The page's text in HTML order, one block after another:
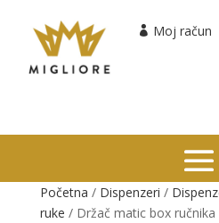
Moj račun
Početna / Dispenzeri /
ruke / Držač matic box ručnika